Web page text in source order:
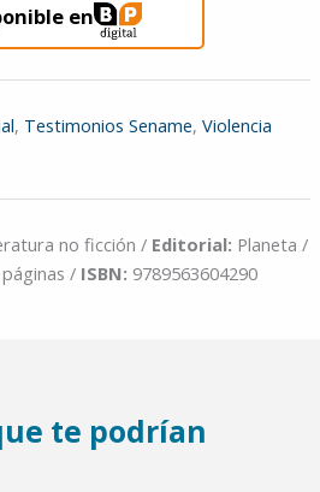
en
, Testimonios Sename, Violencia
no ficción / Editorial: Planeta /
/ ISBN: 9789563604290
te podrían